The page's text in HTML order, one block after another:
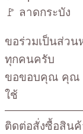
🚩 ลาดกระบัง
ขอร่วมเป็นส่วน
ทุกคนครับ
ขอขอบคุณ คุณ
ใช้
ติดต่อสั่งซื้อสินค้